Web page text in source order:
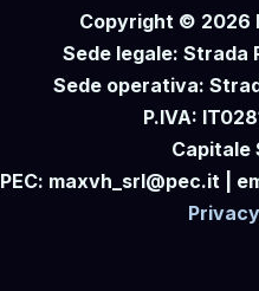
Copyright © 2026
Sede legale: Strada
Sede operativa:
P.IVA:
Capitale
PEC: maxvh_srl@pec.it |